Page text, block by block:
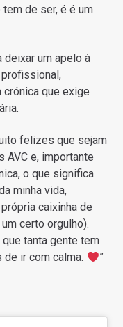
de ser, é é um
deixar um apelo à
crónica que exige
felizes que sejam
AVC e, importante
o que significa
minha vida,
caixinha de
certo orgulho).
tanta gente tem
ir com calma.
”